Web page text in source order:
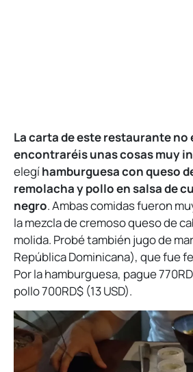
La carta de este restaurante no
encontraréis unas cosas muy
elegíhamburguesa con queso
remolacha y pollo en salsa de
negro. Ambas comidas fueron
la mezcla de cremoso queso de
molida. Probé también jugo de
República Dominicana), que fue
Por la hamburguesa, pague
pollo 700RD$ (13 USD).